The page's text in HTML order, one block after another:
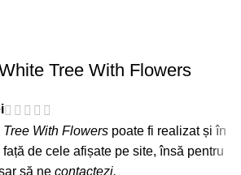
Tree With Flowers
Tree With Flowers poate fi realizat și în
față de cele afișate pe site, însă pentru
să ne contactezi.